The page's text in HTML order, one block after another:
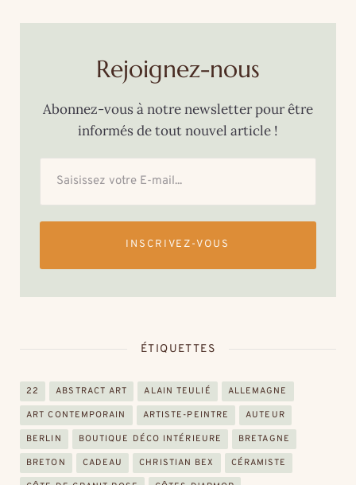
Rejoignez-nous
Abonnez-vous à notre newsletter pour être
informés de tout nouvel article !
INSCRIVEZ-VOUS
ÉTIQUETTES
22 ABSTRACT ART ALAIN TEULIÉ ALLEMAGNE
ART CONTEMPORAIN ARTISTE-PEINTRE AUTEUR
BERLIN BOUTIQUE DÉCO INTÉRIEURE BRETAGNE
BRETON CADEAU CHRISTIAN BEX CÉRAMISTE